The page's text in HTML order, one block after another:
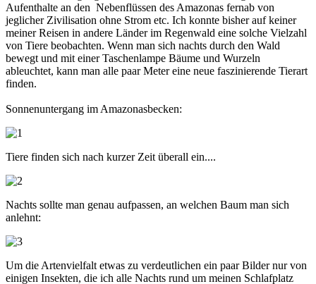
Aufenthalte an den Nebenflüssen des Amazonas fernab von
jeglicher Zivilisation ohne Strom etc. Ich konnte bisher auf keiner
meiner Reisen in andere Länder im Regenwald eine solche Vielzahl
von Tiere beobachten. Wenn man sich nachts durch den Wald
bewegt und mit einer Taschenlampe Bäume und Wurzeln
ableuchtet, kann man alle paar Meter eine neue faszinierende Tierart
finden.
Sonnenuntergang im Amazonasbecken:
Tiere finden sich nach kurzer Zeit überall ein....
Nachts sollte man genau aufpassen, an welchen Baum man sich
anlehnt:
Um die Artenvielfalt etwas zu verdeutlichen ein paar Bilder nur von
einigen Insekten, die ich alle Nachts rund um meinen Schlafplatz